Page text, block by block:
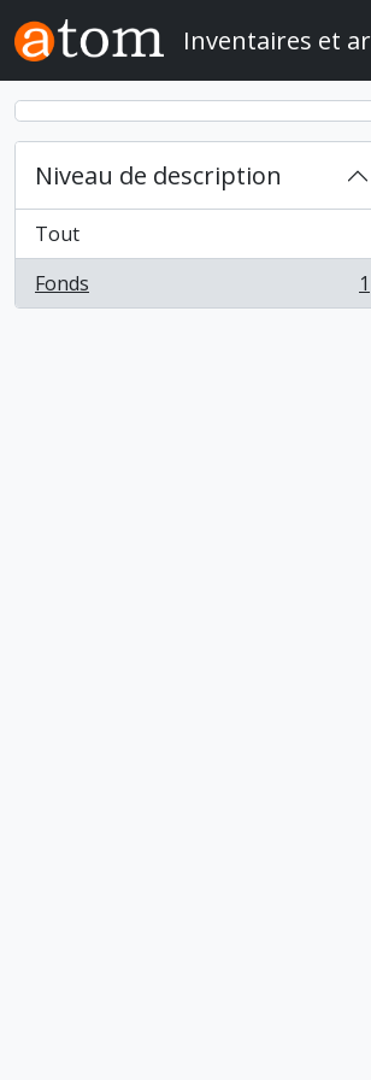
Skip to main content
Inventaires et
Niveau de description
Tout
Fonds
, 1 résultats 1